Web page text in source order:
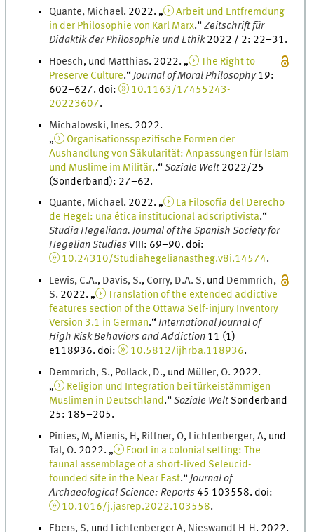
Quante, Michael. 2022. „
Arbeit und Entfremdung
in der Philosophie von Karl Marx.“Zeitschrift für
Didaktik der Philosophie und Ethik 2022 / 2: 22–31.
Hoesch, und Matthias. 2022. „
The Right to
Preserve Culture.“Journal of Moral Philosophy 19:
602–627. doi:
10.1163/17455243-
20223607.
Michalowski, Ines. 2022.
„
Organisationsspezifische Formen der
Aushandlung von Säkularität: Anpassungen für Islam
und Muslime im Militär,.“Soziale Welt 2022/25
(Sonderband): 27–62.
Quante, Michael. 2022. „
La Filosofía del Derecho
de Hegel: una ética institucional adscriptivista.“
Studia Hegeliana. Journal of the Spanish Society for
Hegelian StudiesVIII: 69–90. doi:
10.24310/Studiahegelianastheg.v8i.14574.
Lewis, C.A., Davis, S., Corry, D.A. S, und Demmrich,
S. 2022. „
Translation of the extended addictive
features section of the Ottawa Self-injury Inventory
Version 3.1 in German.“International Journal of
High Risk Behaviors and Addiction 11 (1)
e118936. doi: 10.5812/ijhrba.118936.
Demmrich, S., Pollack, D., und Müller, O. 2022.
„
Religion und Integration bei türkeistämmigen
Muslimen in Deutschland.“Soziale Welt Sonderband
25: 185–205.
Pinies, M, Mienis, H , Rittner, O, Lichtenberger,A, und
Tal, O. 2022. „
Food in a colonial setting: The
faunal assemblage of a short-lived Seleucid-
founded site in the Near East.“Journal of
Archaeological Science: Reports45 103558. doi:
10.1016/j.jasrep.2022.103558.
Ebers, S, und Lichtenberger A, Nieswandt H-H . 2022.